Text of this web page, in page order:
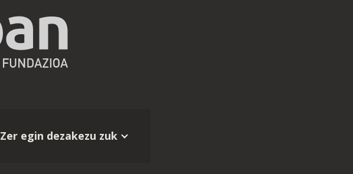
Zer egin dezakezu zuk